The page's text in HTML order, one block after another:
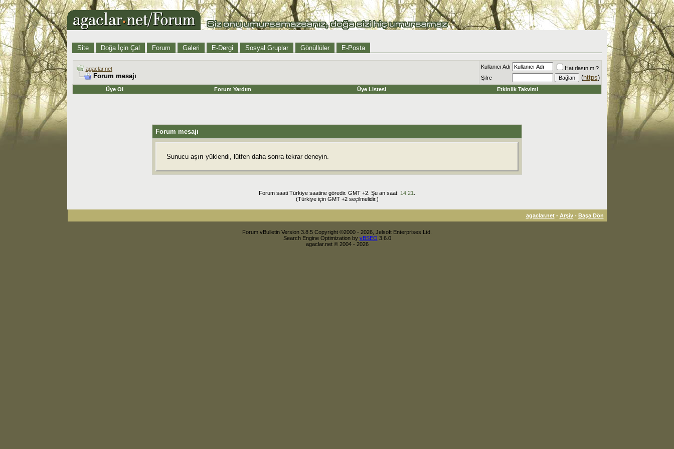
Site Doğa İçin Çal Forum Galeri E-Dergi Sosyal Gruplar Gönüllüler E-Posta
agaclar.net
Forum mesajı
Kullanıcı Adı
Hatırlasın mı?
Şifre
(https)
Üye Ol Forum Yardım Üye Listesi Etkinlik Takvimi
Forum mesajı
Sunucu aşırı yüklendi, lütfen daha sonra tekrar deneyin.
Forum saati Türkiye saatine göredir. GMT +2. Şu an saat: 14:21
(Türkiye için GMT +2 seçilmelidir.)
agaclar.net- Arşiv- Başa Dön
Forum vBulletin Version 3.8.5 Copyright ©2000 - 2026, Jelsoft Enterprises Ltd.
Search Engine Optimization by vBSEO 3.6.0
agaclar.net © 2004 - 2026